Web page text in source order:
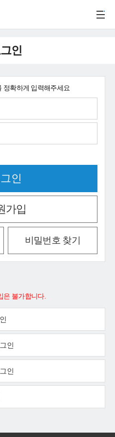
인
정확하게 입력해주세요
가입
비밀번호 찾기
은 불가합니다.
인
인